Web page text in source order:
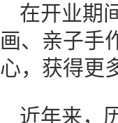
在开业期
画、亲子手
心，获得更
近年来，